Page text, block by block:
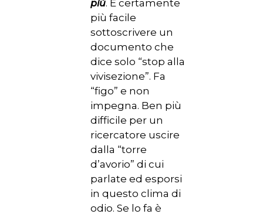
più. E certamente
più facile
sottoscrivere un
documento che
dice solo “stop alla
vivisezione”. Fa
“figo” e non
impegna. Ben più
difficile per un
ricercatore uscire
dalla “torre
d’avorio” di cui
parlate ed esporsi
in questo clima di
odio. Se lo fa è